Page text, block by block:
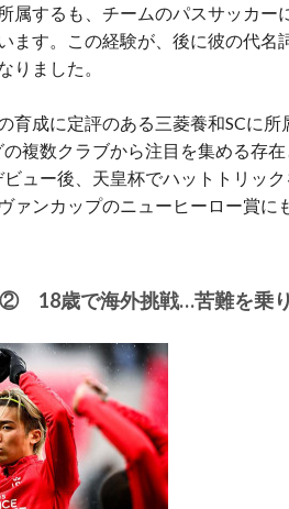
属するも、チームのパスサッカー
ます。
この経験が、後に彼の代名
りました。
育成に定評のある三菱養和SCに所
複数クラブから注目を集める存
ビュー後、天皇杯でハットトリッ
ァンカップのニューヒーロー賞に
18歳で海外挑戦…苦難を乗